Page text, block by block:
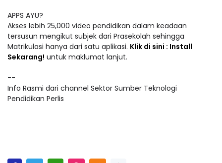
APPS AYU?
Akses lebih 25,000 video pendidikan dalam keadaan
tersusun mengikut subjek dari Prasekolah sehingga
Matrikulasi hanya dari satu aplikasi. Klik di sini : Install
Sekarang! untuk maklumat lanjut.
--
Info Rasmi dari channel Sektor Sumber Teknologi
Pendidikan Perlis